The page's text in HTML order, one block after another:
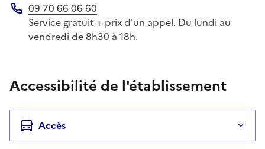
Téléphone
09 70 66 06 60
Service gratuit + prix d'un appel. Du lundi au
vendredi de 8h30 à 18h.
Accessibilité de l'établissement
Accès